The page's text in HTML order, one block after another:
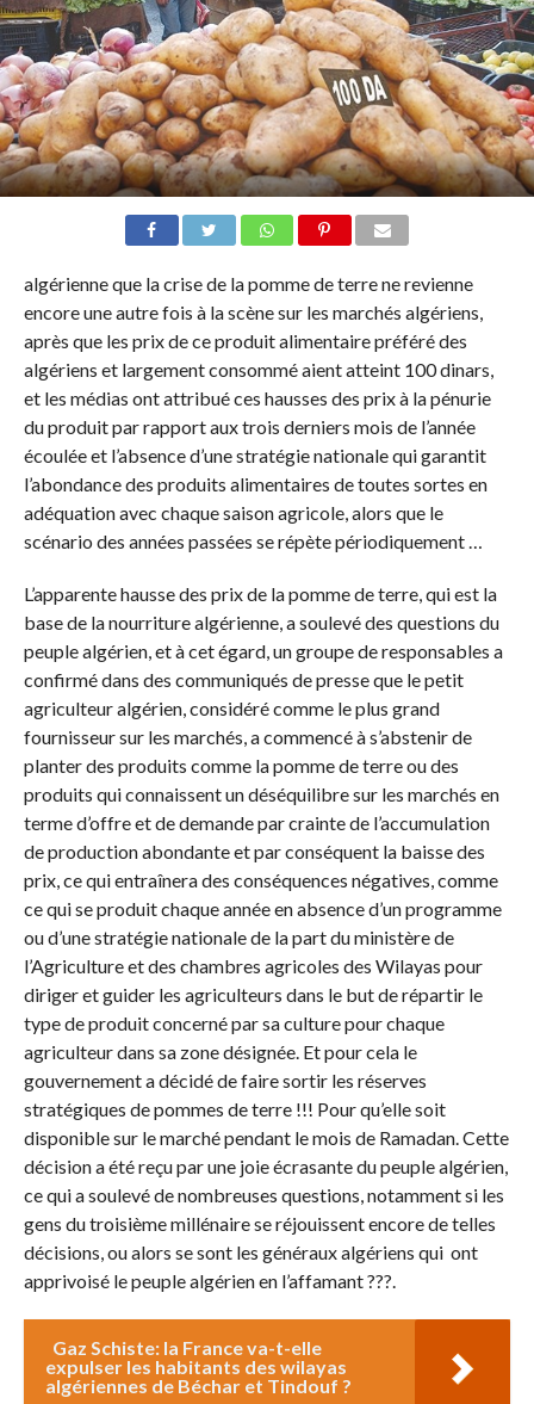
algérienne que la crise de la pomme de terre ne revienne
encore une autre fois à la scène sur les marchés algériens,
après que les prix de ce produit alimentaire préféré des
algériens et largement consommé aient atteint 100 dinars,
et les médias ont attribué ces hausses des prix à la pénurie
du produit par rapport aux trois derniers mois de l’année
écoulée et l’absence d’une stratégie nationale qui garantit
l’abondance des produits alimentaires de toutes sortes en
adéquation avec chaque saison agricole, alors que le
scénario des années passées se répète périodiquement …
L’apparente hausse des prix de la pomme de terre, qui est la
base de la nourriture algérienne, a soulevé des questions du
peuple algérien, et à cet égard, un groupe de responsables a
confirmé dans des communiqués de presse que le petit
agriculteur algérien, considéré comme le plus grand
fournisseur sur les marchés, a commencé à s’abstenir de
planter des produits comme la pomme de terre ou des
produits qui connaissent un déséquilibre sur les marchés en
terme d’offre et de demande par crainte de l’accumulation
de production abondante et par conséquent la baisse des
prix, ce qui entraînera des conséquences négatives, comme
ce qui se produit chaque année en absence d’un programme
ou d’une stratégie nationale de la part du ministère de
l’Agriculture et des chambres agricoles des Wilayas pour
diriger et guider les agriculteurs dans le but de répartir le
type de produit concerné par sa culture pour chaque
agriculteur dans sa zone désignée. Et pour cela le
gouvernement a décidé de faire sortir les réserves
stratégiques de pommes de terre !!! Pour qu’elle soit
disponible sur le marché pendant le mois de Ramadan. Cette
décision a été reçu par une joie écrasante du peuple algérien,
ce qui a soulevé de nombreuses questions, notamment si les
gens du troisième millénaire se réjouissent encore de telles
décisions, ou alors se sont les généraux algériens qui ont
apprivoisé le peuple algérien en l’affamant ???.
Gaz Schiste: la France va-t-elle
expulser les habitants des wilayas
algériennes de Béchar et Tindouf ?